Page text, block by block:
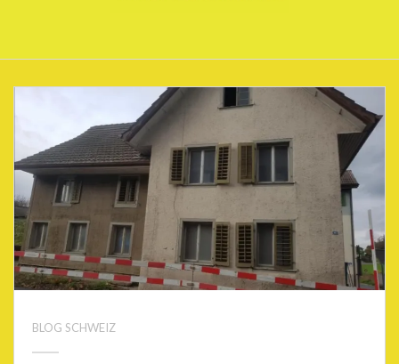
BLOG SCHWEIZ